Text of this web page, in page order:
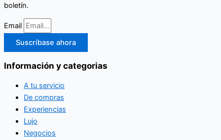
boletín.
Email
Suscríbase ahora
Información y categorias
A tu servicio
De compras
Experiencias
Lujo
Negocios